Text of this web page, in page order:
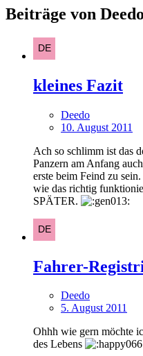
Beiträge von Deedo
kleines Fazit
Deedo
10. August 2011
Ach so schlimm ist das
Panzern am Anfang
erste beim Feind zu
wie das richtig
SPÄTER.
Fahrer-
Deedo
5. August 2011
Ohhh wie gern möchte
des Lebens